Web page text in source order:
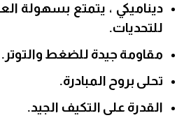
ديناميكي ، يتمتع بسهولة
للتحديات.
مقاومة جيدة للضغط والتوتر.
تحلى بروح المبادرة.
القدرة على التكيف الجيد.